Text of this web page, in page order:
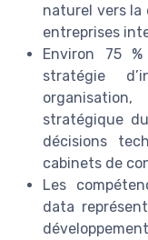
naturel vers la
entreprises
Environ 75
stratégie
stratégique
décisions
cabinets de
Les
data